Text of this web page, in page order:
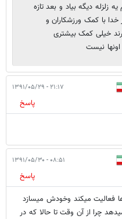
زلزله دیگه بیاد و بعد تازه
با کمک ورزشکاران و
خیلی کمک بیشتری
نیست
۲۱:۱۷ - ۱۳۹۱/۰۵/۲۹
پاسخ
۰۸:۵۱ - ۱۳۹۱/۰۵/۳۰
پاسخ
فعالیت میکند وخودش میسازد
چرا از آن وقت تا حالا که در